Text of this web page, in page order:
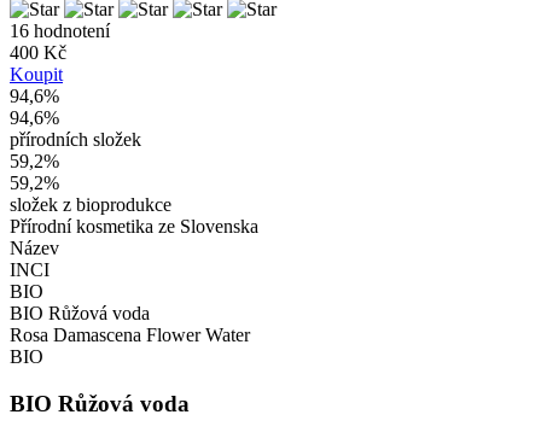
16 hodnotení
400 Kč
Koupit
94,6%
94,6%
přírodních složek
59,2%
59,2%
složek z bioprodukce
Přírodní kosmetika ze Slovenska
Název
INCI
BIO
BIO Růžová voda
Rosa Damascena Flower Water
BIO
BIO Růžová voda